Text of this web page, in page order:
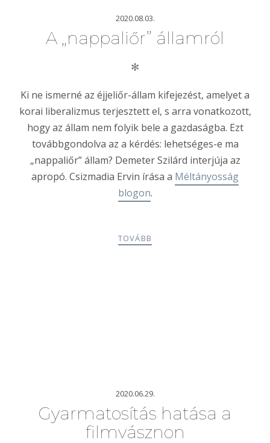
2020.08.03.
A „nappaliőr” államról
✻
Ki ne ismerné az éjjeliőr-állam kifejezést, amelyet a
korai liberalizmus terjesztett el, s arra vonatkozott,
hogy az állam nem folyik bele a gazdaságba. Ezt
továbbgondolva az a kérdés: lehetséges-e ma
„nappaliőr” állam? Demeter Szilárd interjúja az
apropó. Csizmadia Ervin írása a Méltányosság
blogon.
TOVÁBB
2020.06.29.
Gyarmatosítás hatása a
filmvásznon